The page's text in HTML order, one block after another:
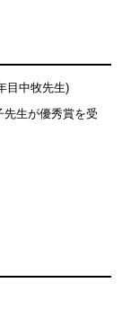
目中牧先生)
先生が優秀賞を受